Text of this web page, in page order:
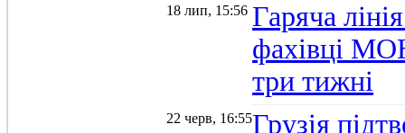
18 лип, 15:56 Гаряча
фахівці
три тижні
22 черв, 16:55Грузія